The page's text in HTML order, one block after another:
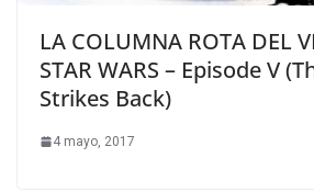
LA COLUMNA ROTA DEL
STAR WARS – Episode V
Strikes Back)
4 mayo, 2017